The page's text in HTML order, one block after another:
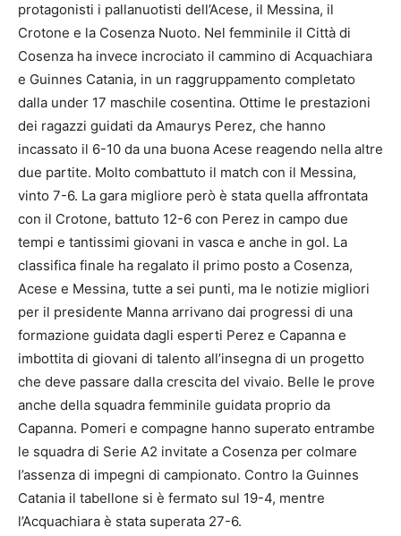
protagonisti i pallanuotisti dell’Acese, il Messina, il
Crotone e la Cosenza Nuoto. Nel femminile il Città di
Cosenza ha invece incrociato il cammino di Acquachiara
e Guinnes Catania, in un raggruppamento completato
dalla under 17 maschile cosentina. Ottime le prestazioni
dei ragazzi guidati da Amaurys Perez, che hanno
incassato il 6-10 da una buona Acese reagendo nella altre
due partite. Molto combattuto il match con il Messina,
vinto 7-6. La gara migliore però è stata quella affrontata
con il Crotone, battuto 12-6 con Perez in campo due
tempi e tantissimi giovani in vasca e anche in gol. La
classifica finale ha regalato il primo posto a Cosenza,
Acese e Messina, tutte a sei punti, ma le notizie migliori
per il presidente Manna arrivano dai progressi di una
formazione guidata dagli esperti Perez e Capanna e
imbottita di giovani di talento all’insegna di un progetto
che deve passare dalla crescita del vivaio. Belle le prove
anche della squadra femminile guidata proprio da
Capanna. Pomeri e compagne hanno superato entrambe
le squadra di Serie A2 invitate a Cosenza per colmare
l’assenza di impegni di campionato. Contro la Guinnes
Catania il tabellone si è fermato sul 19-4, mentre
l’Acquachiara è stata superata 27-6.